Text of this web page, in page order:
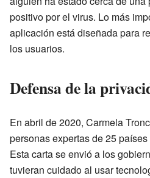
positivo por el virus. Lo más
aplicación está diseñada para
los usuarios.
Defensa de la
En abril de 2020, Carmela
personas expertas de 25
Esta carta se envió a los
tuvieran cuidado al usar